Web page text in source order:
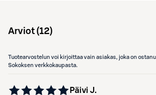
Arviot (12)
Tuotearvostelun voi kirjoittaa vain asiakas, joka on
Sokoksen verkkokaupasta.
Päivi J.